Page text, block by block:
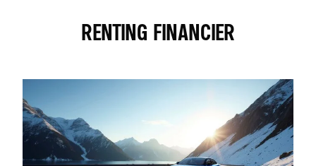
RENTING FINANCIER